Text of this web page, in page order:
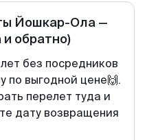
Йошкар-Ола—
и обратно)
без посредников
выгодной цене🙌.
перелет туда и
дату возвращения